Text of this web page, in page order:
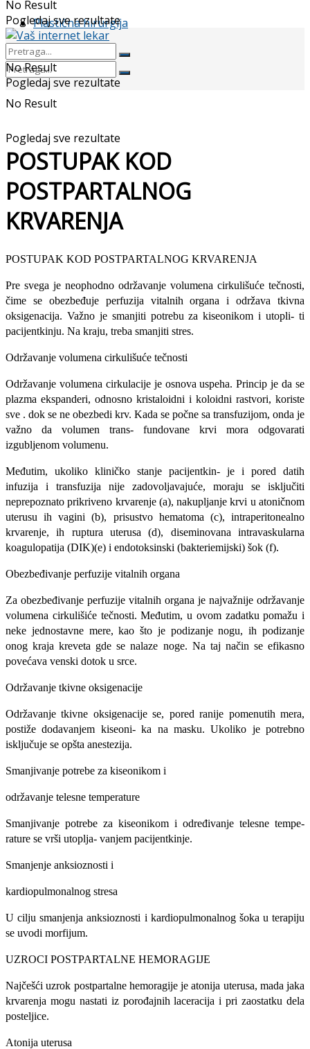
Plastična hirurgija
No Result
Pogledaj sve rezultate
No Result
Pogledaj sve rezultate
No Result
Pogledaj sve rezultate
POSTUPAK KOD
POSTPARTALNOG
KRVARENJA
POSTUPAK KOD POSTPARTALNOG KRVARENJA
Pre svega je neophodno održavanje volumena cirkulišuće tečnosti,
čime se obezbeđuje perfuzija vitalnih organa i održava tkivna
oksigenacija. Važno je smanjiti potrebu za kiseonikom i utopli- ti
pacijentkinju. Na kraju, treba smanjiti stres.
Održavanje volumena cirkulišuće tečnosti
Održavanje volumena cirkulacije je osnova uspeha. Princip je da se
plazma ekspanderi, odnosno kristaloidni i koloidni rastvori, koriste
sve . dok se ne obezbedi krv. Kada se počne sa transfuzijom, onda je
važno da volumen trans- fundovane krvi mora odgovarati
izgubljenom volumenu.
Međutim, ukoliko kliničko stanje pacijentkin- je i pored datih
infuzija i transfuzija nije zadovol­javajuće, moraju se isključiti
neprepoznato prikri­veno krvarenje (a), nakupljanje krvi u atoničnom
uterusu ih vagini (b), prisustvo hematoma (c), intraperitonealno
krvarenje, ih ruptura uterusa (d), diseminovana intravaskularna
koagulopatija (DIK)(e) i endotoksinski (bakteriemijski) šok (f).
Obezbeđivanje perfuzije vitalnih organa
Za obezbeđivanje perfuzije vitalnih organa je najvažnije održavanje
volumena cirkulišiće tečnosti. Međutim, u ovom zadatku pomažu i
neke jednostavne mere, kao što je podizanje nogu, ih podizanje
onog kraja kreveta gde se nalaze noge. Na taj način se efikasno
povećava venski dotok u srce.
Održavanje tkivne oksigenacije
Održavanje tkivne oksigenacije se, pored rani­je pomenutih mera,
postiže dodavanjem kiseoni- ka na masku. Ukoliko je potrebno
isključuje se opšta anestezija.
Smanjivanje potrebe za kiseonikom i
održavanje telesne temperature
Smanjivanje potrebe za kiseonikom i određivanje telesne tempe-
rature se vrši utoplja- vanjem pacijentkinje.
Smanjenje anksioznosti i
kardiopulmonalnog stresa
U cilju smanjenja anksioznosti i kardiopul­monalnog šoka u terapiju
se uvodi morfijum.
UZROCI POSTPARTALNE HEMORAGIJE
Najčešći uzrok postpartalne hemoragije je atonija uterusa, mada jaka
krvarenja mogu nasta­ti iz porođajnih laceracija i pri zaostatku dela
posteljice.
Atonija uterusa